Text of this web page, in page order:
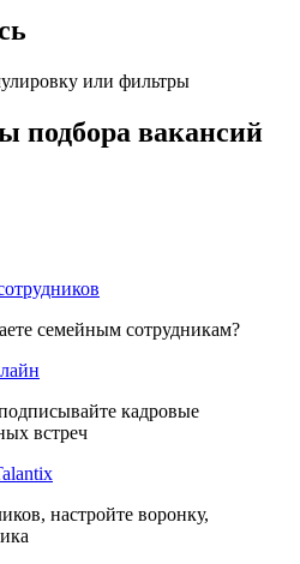
или фильтры
подбора вакансий
семейным сотрудникам?
кадровые
встреч
настройте воронку,